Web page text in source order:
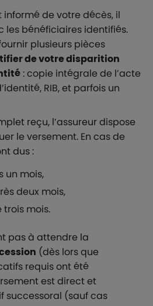
informé de votre décès, il
bénéficiaires identifiés.
plusieurs pièces
de votre disparition
: copie intégrale de l’acte
RIB, et parfois un
reçu, l’assureur dispose
le versement. En cas de
dus :
un mois,
deux mois,
mois.
pas à attendre la
(dès lors que
requis ont été
est direct et
successoral (sauf cas